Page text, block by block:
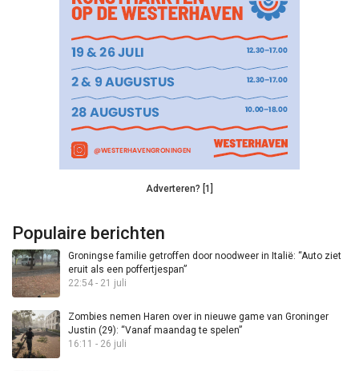
Adverteren? [1]
Populaire berichten
Groningse familie getroffen door noodweer in Italië: “Auto ziet
eruit als een poffertjespan”
22:54 - 21 juli
Zombies nemen Haren over in nieuwe game van Groninger
Justin (29): “Vanaf maandag te spelen”
16:11 - 26 juli